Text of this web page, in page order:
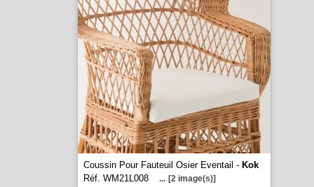
Coussin Pour Fauteuil Osier Eventail - Kok
Réf. WM21L008
... [2 image(s)]